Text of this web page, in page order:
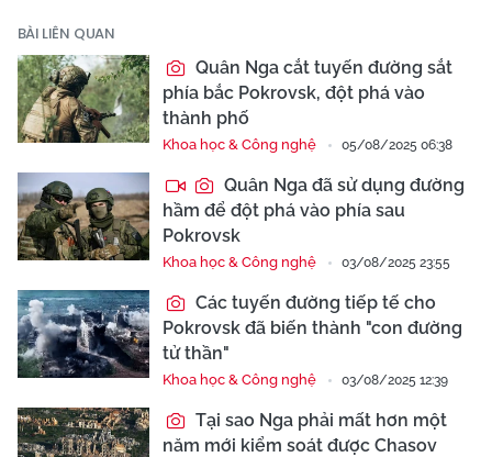
BÀI LIÊN QUAN
Quân Nga cắt tuyến đường sắt
phía bắc Pokrovsk, đột phá vào
thành phố
Khoa học & Công nghệ 05/08/2025 06:38
Quân Nga đã sử dụng đường
hầm để đột phá vào phía sau
Pokrovsk
Khoa học & Công nghệ 03/08/2025 23:55
Các tuyến đường tiếp tế cho
Pokrovsk đã biến thành "con đường
tử thần"
Khoa học & Công nghệ 03/08/2025 12:39
Tại sao Nga phải mất hơn một
năm mới kiểm soát được Chasov